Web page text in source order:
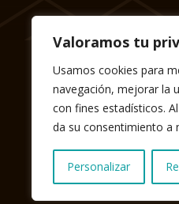
Valoramos tu
Usamos cookies para
navegación, mejorar la
con fines estadísticos.
da su consentimiento a
Personalizar